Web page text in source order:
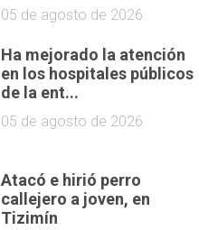
05 de agosto de 2026
Ha mejorado la atención
en los hospitales públicos
de la ent...
05 de agosto de 2026
Atacó e hirió perro
callejero a joven, en
Tizimín